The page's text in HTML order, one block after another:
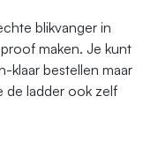
blikvanger in
maken. Je kunt
klaar bestellen maar
de ladder ook zelf